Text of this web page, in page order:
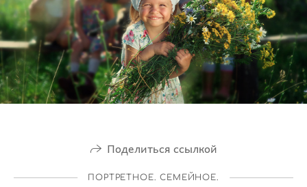
Поделиться ссылкой
ПОРТРЕТНОЕ. СЕМЕЙНОЕ.